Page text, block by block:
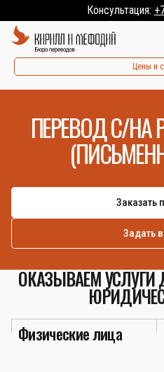
Консультация:
Цены и
ПЕРЕВОД С/НА
Заказать
Задать
ОКАЗЫВАЕМ
Физические лица